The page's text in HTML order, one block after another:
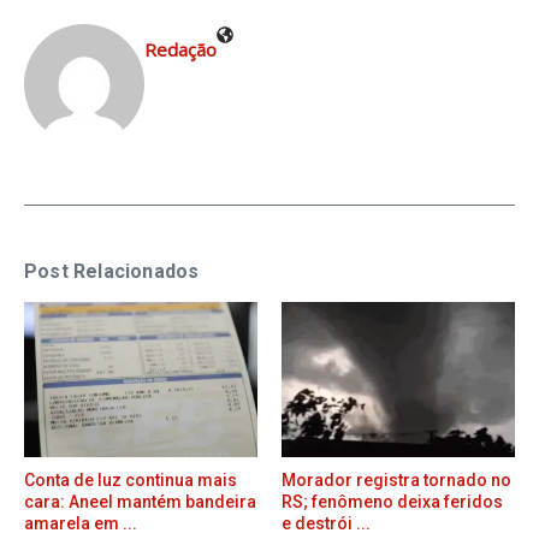
Redação
Post Relacionados
Conta de luz continua mais
cara: Aneel mantém bandeira
amarela em ...
Morador registra tornado no
RS; fenômeno deixa feridos
e destrói ...